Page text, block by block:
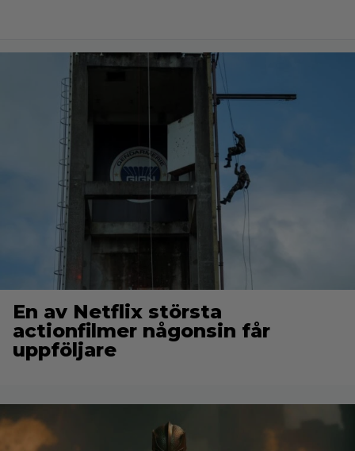
En av Netflix största
actionfilmer någonsin får
uppföljare